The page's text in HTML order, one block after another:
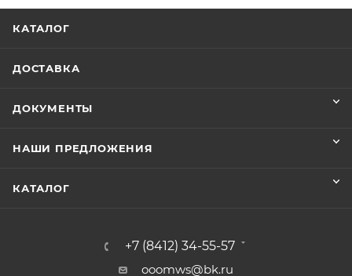
КАТАЛОГ
ДОСТАВКА
ДОКУМЕНТЫ
НАШИ ПРЕДЛОЖЕНИЯ
КАТАЛОГ
+7 (8412) 34-55-57
ooomws@bk.ru